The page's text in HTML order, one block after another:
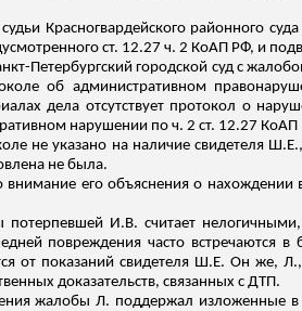
Красногвардейского районного
ст. 12.27 ч. 2 КоАП РФ, и
Петербургский городской суд с
об административном
дела отсутствует протокол о
нарушении по ч. 2 ст. 12.27 КоАП
не указано на наличие свидетеля
не была.
внимание его объяснения о
потерпевшей И.В. считает
повреждения часто встречаются
от показаний свидетеля Ш.Е. Он же,
доказательств, связанных с ДТП.
жалобы Л. поддержал изложенные